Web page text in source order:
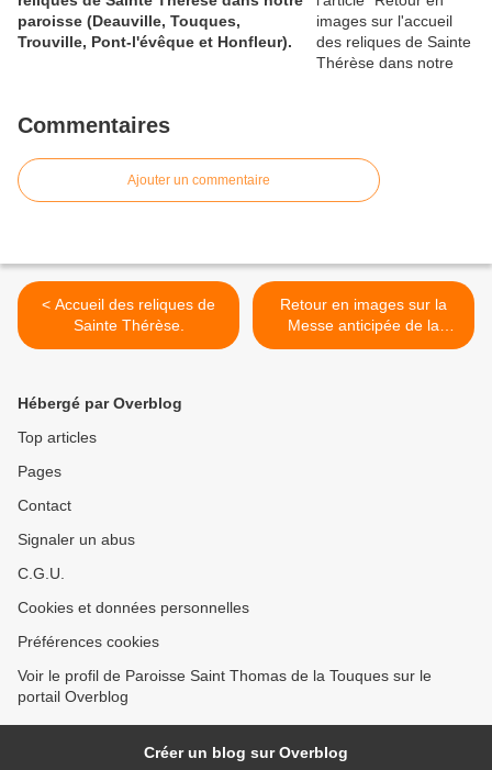
paroisse (Deauville, Touques,
Trouville, Pont-l'évêque et Honfleur).
Commentaires
Ajouter un commentaire
< Accueil des reliques de
Sainte Thérèse.
Retour en images sur la
Messe anticipée de la
Pentecôte à Touques en
Hébergé par Overblog
Top articles
Pages
Contact
Signaler un abus
C.G.U.
Cookies et données personnelles
Préférences cookies
Voir le profil de Paroisse Saint Thomas de la Touques sur le
portail Overblog
Créer un blog sur Overblog